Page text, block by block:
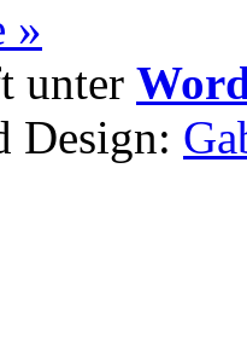
»
unter
Design: